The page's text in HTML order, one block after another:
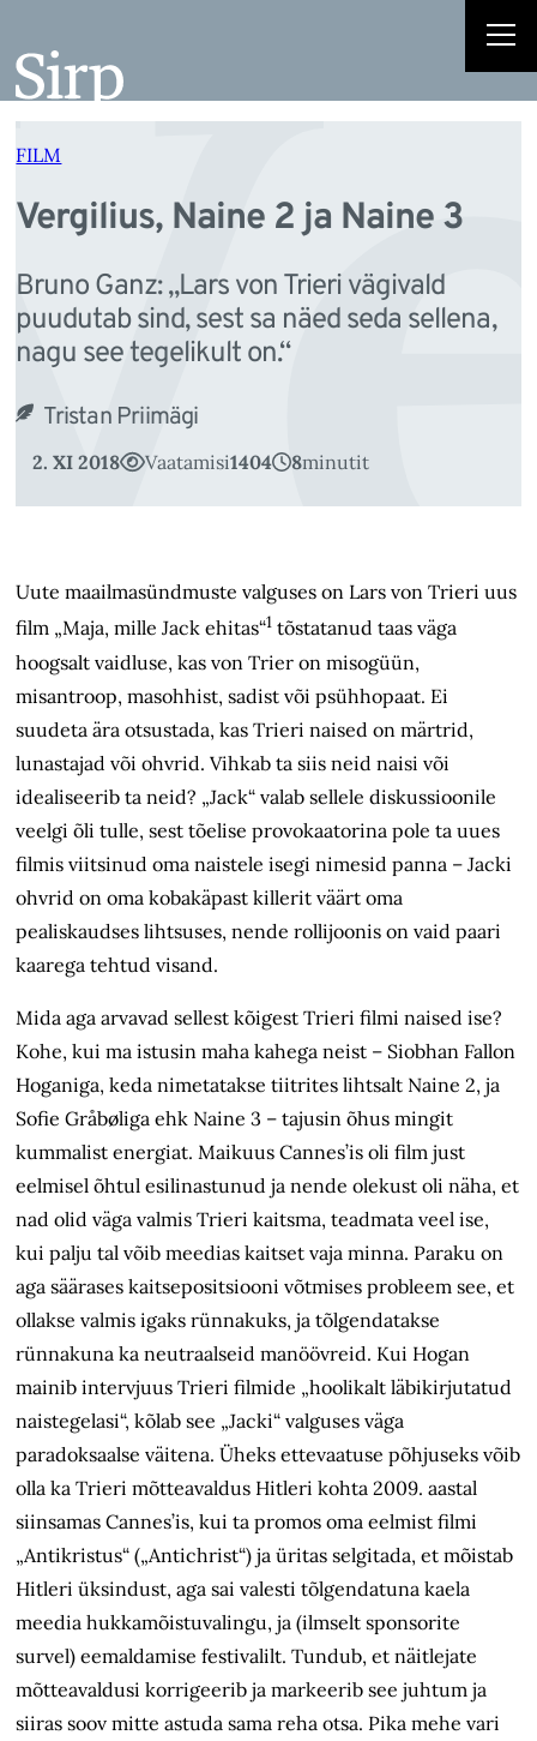
juurde
FILM
Vergilius, Naine 2 ja Naine 3
Bruno Ganz: „Lars von Trieri vägivald
puudutab sind, sest sa näed seda sellena,
nagu see tegelikult on.“
Tristan Priimägi
2. XI 2018 Vaatamisi1404 8minutit
Uute maailmasündmuste valguses on Lars von Trieri uus
film „Maja, mille Jack ehitas“1 tõstatanud taas väga
hoogsalt vaidluse, kas von Trier on misogüün,
misantroop, masohhist, sadist või psühhopaat. Ei
suudeta ära otsustada, kas Trieri naised on märtrid,
lunastajad või ohvrid. Vihkab ta siis neid naisi või
idealiseerib ta neid? „Jack“ valab sellele diskussioonile
veelgi õli tulle, sest tõelise provokaatorina pole ta uues
filmis viitsinud oma naistele isegi nimesid panna – Jacki
ohvrid on oma kobakäpast killerit väärt oma
pealiskaudses lihtsuses, nende rollijoonis on vaid paari
kaarega tehtud visand.
Mida aga arvavad sellest kõigest Trieri filmi naised ise?
Kohe, kui ma istusin maha kahega neist – Siobhan Fallon
Hoganiga, keda nimetatakse tiitrites lihtsalt Naine 2, ja
Sofie Gråbøliga ehk Naine 3 – tajusin õhus mingit
kummalist energiat. Maikuus Cannes’is oli film just
eelmisel õhtul esilinastunud ja nende olekust oli näha, et
nad olid väga valmis Trieri kaitsma, teadmata veel ise,
kui palju tal võib meedias kaitset vaja minna. Paraku on
aga säärases kaitsepositsiooni võtmises probleem see, et
ollakse valmis igaks rünnakuks, ja tõlgendatakse
rünnakuna ka neutraalseid manöövreid. Kui Hogan
mainib inter­vjuus Trieri filmide „hoolikalt läbikirjutatud
naistegelasi“, kõlab see „Jacki“ valguses väga
paradoksaalse väitena. Üheks ettevaatuse põhjuseks võib
olla ka Trieri mõtteavaldus Hitleri kohta 2009. aastal
siinsamas Cannes’is, kui ta promos oma eelmist filmi
„Antikristus“ („Antichrist“) ja üritas selgitada, et mõistab
Hitleri üksindust, aga sai valesti tõlgendatuna kaela
meedia hukkamõistuvalingu, ja (ilmselt sponsorite
survel) eemaldamise festivalilt. Tundub, et näitlejate
mõtteavaldusi korrigeerib ja markeerib see juhtum ja
siiras soov mitte astuda sama reha otsa. Pika mehe vari